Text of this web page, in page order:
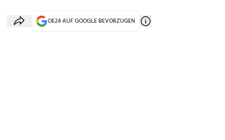
OE24 AUF GOOGLE BEVORZUGEN